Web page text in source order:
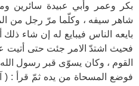
بكر وعمر وأبي عبيدة سائرين
شاهر سيفه ، وكلّما مرّ رجل من
بايعه الناس فيبايع له إن شاء
فحيث اشتدّ الامر جئت حتى أتيت
القوم ، وكان يسوّى قبر رسول
فوضع المسحاة من يده ثمّ قرأ : (